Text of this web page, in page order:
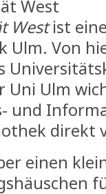
West
Westist
Ulm. Von
Ulm
und
direkt
einen